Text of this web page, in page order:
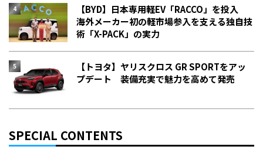
【BYD】日本専用軽EV「RACCO」を投入
海外メーカー初の軽市場参入を支える独自技
術「X-PACK」の実力
【トヨタ】ヤリスクロス GR SPORTをアッ
プデート 装備充実で魅力を高めて発売
SPECIAL CONTENTS